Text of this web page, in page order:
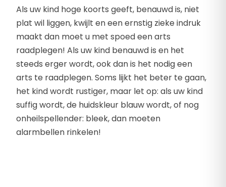
Als uw kind hoge koorts geeft, benauwd is, niet
plat wil liggen, kwijlt en een ernstig zieke indruk
maakt dan moet u met spoed een arts
raadplegen! Als uw kind benauwd is en het
steeds erger wordt, ook dan is het nodig een
arts te raadplegen. Soms lijkt het beter te gaan,
het kind wordt rustiger, maar let op: als uw kind
suffig wordt, de huidskleur blauw wordt, of nog
onheilspellender: bleek, dan moeten
alarmbellen rinkelen!